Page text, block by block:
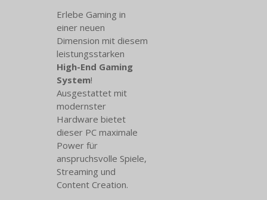
Erlebe Gaming in
einer neuen
Dimension mit diesem
leistungsstarken
High-End Gaming
System!
Ausgestattet mit
modernster
Hardware bietet
dieser PC maximale
Power für
anspruchsvolle Spiele,
Streaming und
Content Creation.